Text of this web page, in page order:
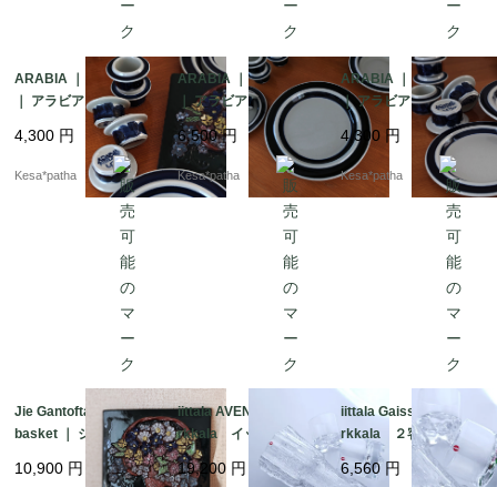
ARABIA ｜ Anemone
｜ アラビア アネモ
ネ エッグカップ エ
ッグスタンド 北欧
ヴィンテージ 廃盤
フィンランド
4,300 円
Kesa*patha
ARABIA ｜ Anemone
｜ アラビア アネモ
ネ 25.5cm ディナ
ー プレート 北欧
ヴィンテージ 廃盤
フィンランド
6,500円
Kesa*patha
ARABIA ｜ Anemone
｜ アラビア アネモ
ネ 16cm プレー
ト 北欧 ヴィンテー
ジ 廃盤 フィンラン
4,300 円
Kesa*patha
Jie Gantofta ｜ Flower
basket ｜ ジィガント
フタ フラワーバスケ
ット 花かご 陶板
10,900 円
iittala AVENA Tapio Wi
rkkala イッタラ ア
ヴェナ タピオ・ヴィ
ルカラ 廃盤 初期
19,200 円
iittala Gaissa Tapio Wi
rkkala ２客セット
イッタラ ガイッサ
ガイサ タピオ・ヴィ
6,560 円